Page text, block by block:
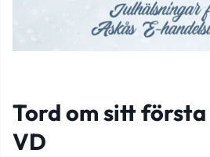
Tord om sitt första
VD